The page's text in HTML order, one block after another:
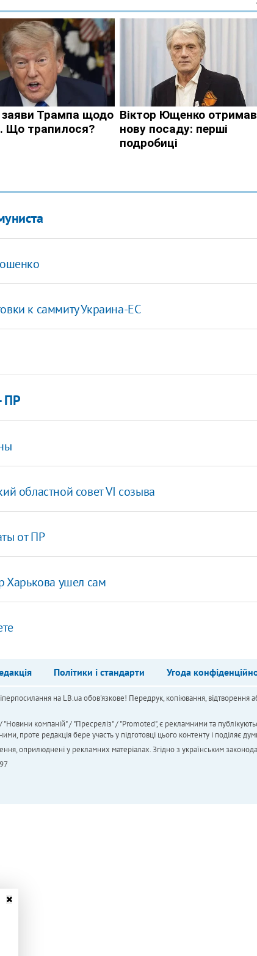
к саммиту Украина-ЕС
ПР
областной совет VI созыва
от ПР
Харькова ушел сам
Політики і стандарти Угода
на LB.ua обов'язкове! Передрук, копіювання, відтворення
"Новини компаній" / "Пресреліз" / "Promoted", є рекламними та
редакція бере участь у підготовці цього контенту і поділяє
оприлюднені у рекламних матеріалах. Згідно з українським